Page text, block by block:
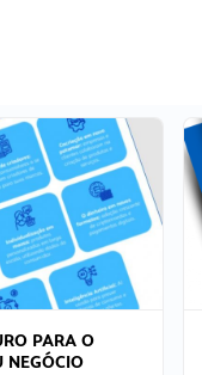
PARA O
NEGÓCIO